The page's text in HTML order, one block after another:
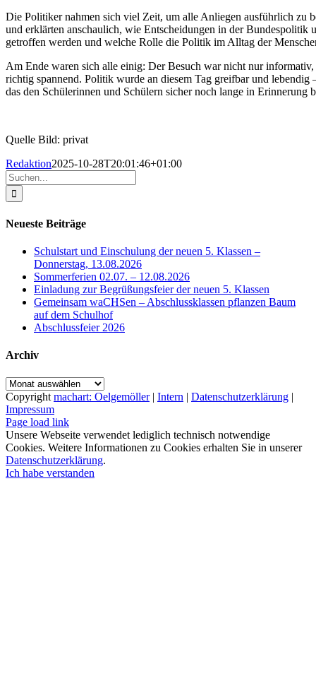
Die Politiker nahmen sich viel Zeit, um alle Anliegen ausführlich zu
und erklärten anschaulich, wie Entscheidungen in der Bundespolitik
getroffen werden und welche Rolle die Politik im Alltag der
Am Ende waren sich alle einig: Der Besuch war nicht nur informativ,
richtig spannend. Politik wurde an diesem Tag greifbar und lebendig
das den Schülerinnen und Schülern sicher noch lange in Erinnerung
Quelle Bild: privat
Redaktion2025-10-28T20:01:46+01:00
Suche
nach:
Neueste Beiträge
Schulstart und Einschulung der neuen 5. Klassen –
Donnerstag, 13.08.2026
Sommerferien 02.07. – 12.08.2026
Einladung zur Begrüßungsfeier der neuen 5. Klassen
Gemeinsam waCHSen – Abschlussklassen pflanzen Baum
auf dem Schulhof
Abschlussfeier 2026
Archiv
Archiv
Copyright machart: Oelgemöller| Intern | Datenschutzerklärung |
Impressum
Page load link
Unsere Webseite verwendet lediglich technisch notwendige
Cookies. Weitere Informationen zu Cookies erhalten Sie in unserer
Datenschutzerklärung.
Ich habe verstanden